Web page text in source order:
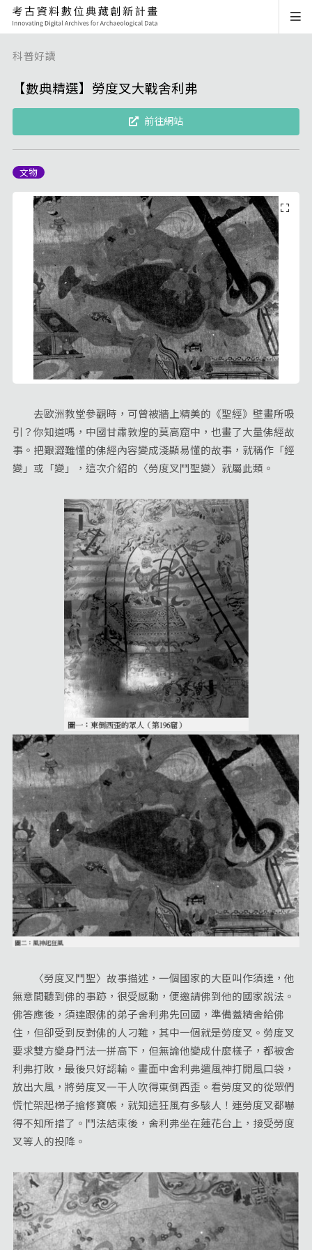
科普好讀
【數典精選】勞度叉大戰舍利弗
前往網站
文物
去歐洲教堂參觀時，可曾被牆上精美的《聖經》壁畫所吸
引？你知道嗎，中國甘肅敦煌的莫高窟中，也畫了大量佛經故
事。把艱澀難懂的佛經內容變成淺顯易懂的故事，就稱作「經
變」或「變」，這次介紹的〈勞度叉鬥聖變〉就屬此類。
〈勞度叉鬥聖〉故事描述，一個國家的大臣叫作須達，他
無意間聽到佛的事跡，很受感動，便邀請佛到他的國家說法。
佛答應後，須達跟佛的弟子舍利弗先回國，準備蓋精舍給佛
住，但卻受到反對佛的人刁難，其中一個就是勞度叉。勞度叉
要求雙方變身鬥法一拼高下，但無論他變成什麼樣子，都被舍
利弗打敗，最後只好認輸。畫面中舍利弗遣風神打開風口袋，
放出大風，將勞度叉一干人吹得東倒西歪。看勞度叉的從眾們
慌忙架起梯子搶修寶帳，就知這狂風有多駭人！連勞度叉都嚇
得不知所措了。鬥法結束後，舍利弗坐在蓮花台上，接受勞度
叉等人的投降。